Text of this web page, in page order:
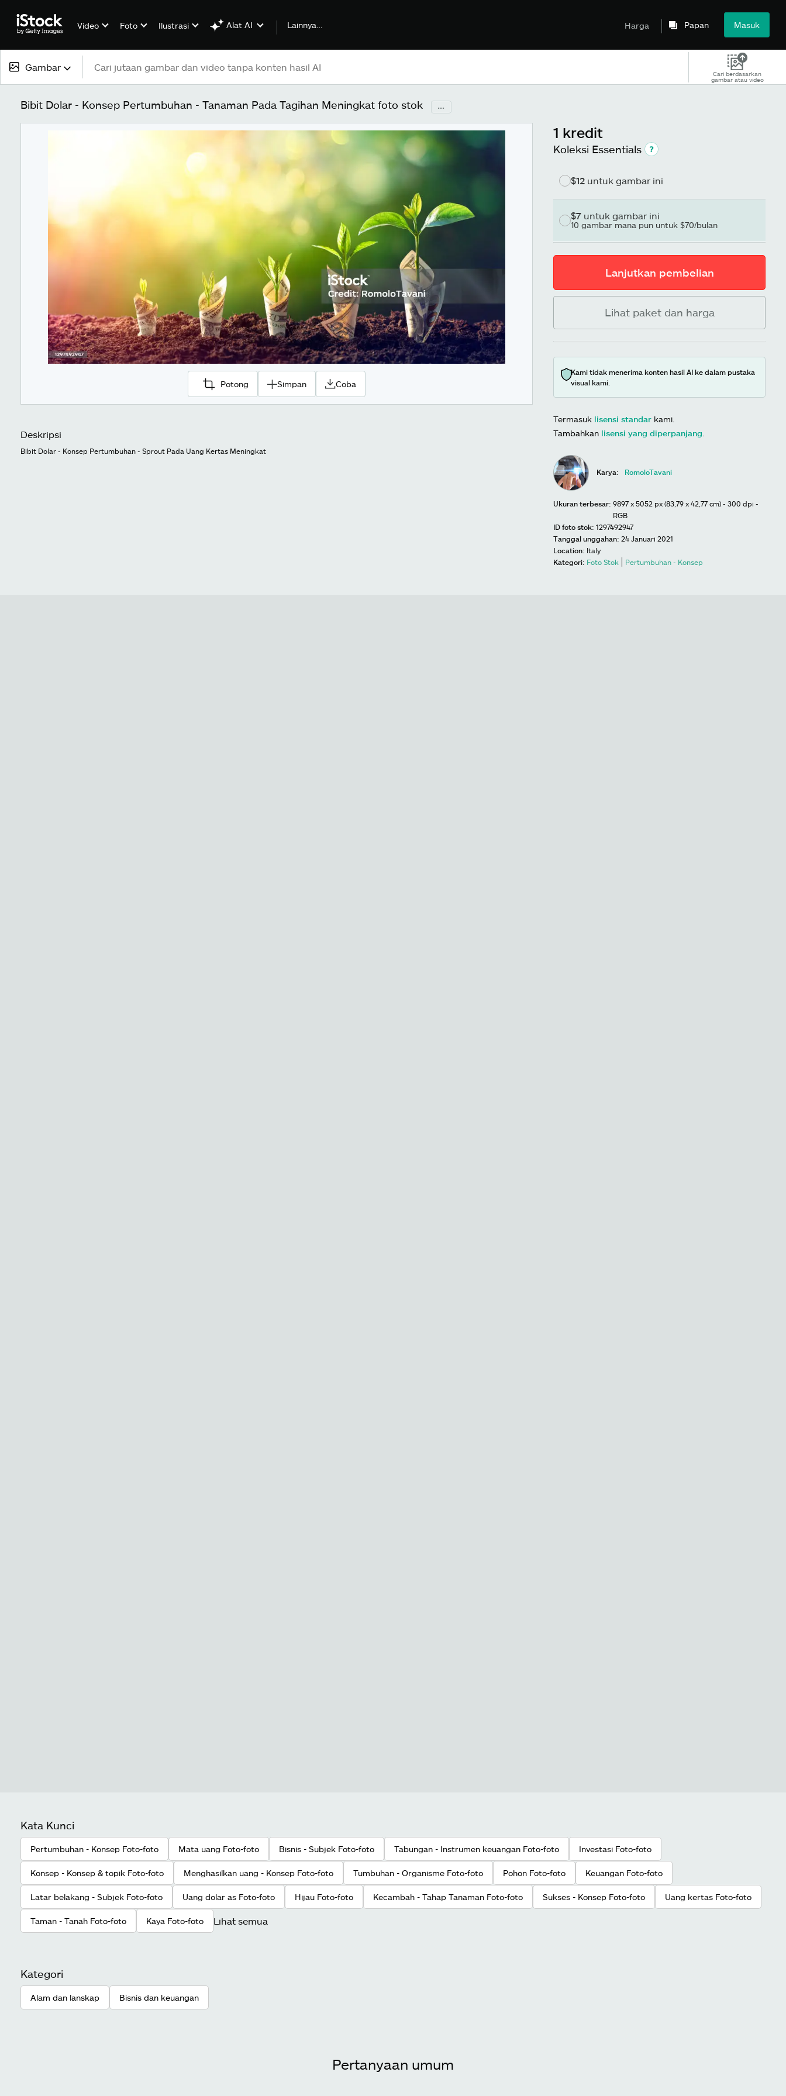
Video Foto Ilustrasi Alat AI Lainnya… Harga Papan Masuk
Gambar
Gambar
Video
Cari berdasarkan
gambar atau video
Bibit Dolar - Konsep Pertumbuhan - Tanaman Pada Tagihan Meningkat foto stok ...
Potong Simpan Coba
Deskripsi
Bibit Dolar - Konsep Pertumbuhan - Sprout Pada Uang Kertas Meningkat
1 kredit
Koleksi Essentials
$12 untuk gambar ini
$7 untuk gambar ini
10 gambar mana pun untuk $70/bulan
Lanjutkan pembelian
Lihat paket dan harga
Kami tidak menerima konten hasil AI ke dalam pustaka
visual kami.
Termasuk lisensi standar kami.
Tambahkan lisensi yang diperpanjang
Karya: RomoloTavani
Ukuran terbesar: 9897 x 5052 px (83,79 x 42,77 cm) - 300 dpi -
RGB
ID foto stok: 1297492947
Tanggal unggahan: 24 Januari 2021
Location: Italy
Kategori: Foto Stok Pertumbuhan - Konsep
Kata Kunci
Pertumbuhan - Konsep Foto-foto Mata uang Foto-foto Bisnis - Subjek Foto-foto Tabungan - Instrumen keuangan Foto-foto Investasi Foto-foto
Konsep - Konsep & topik Foto-foto Menghasilkan uang - Konsep Foto-foto Tumbuhan - Organisme Foto-foto Pohon Foto-foto Keuangan Foto-foto
Latar belakang - Subjek Foto-foto Uang dolar as Foto-foto Hijau Foto-foto Kecambah - Tahap Tanaman Foto-foto Sukses - Konsep Foto-foto Uang kertas Foto-foto
Taman - Tanah Foto-foto Kaya Foto-foto Lihat semua
Kategori
Alam dan lanskap Bisnis dan keuangan
Pertanyaan umum